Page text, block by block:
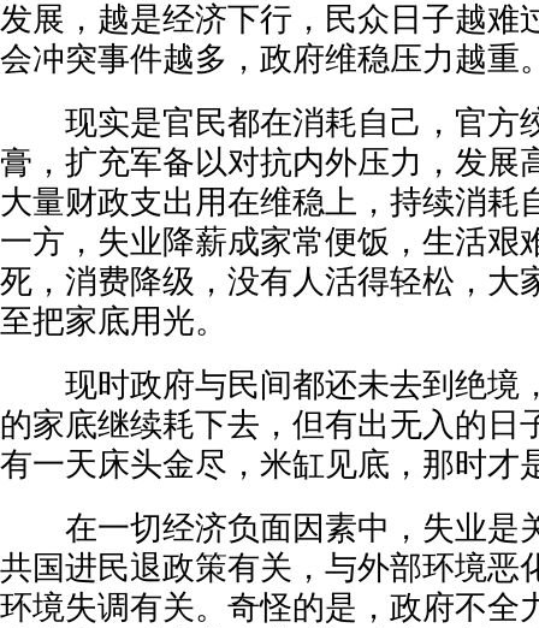
发展，越是经济下行，民众日子越难
会冲突事件越多，政府维稳压力越重
现实是官民都在消耗自己，官方
膏，扩充军备以对抗内外压力，发展
大量财政支出用在维稳上，持续消耗
一方，失业降薪成家常便饭，生活艰
死，消费降级，没有人活得轻松，大
至把家底用光。
现时政府与民间都还未去到绝境
的家底继续耗下去，但有出无入的日
有一天床头金尽，米缸见底，那时才
在一切经济负面因素中，失业是
共国进民退政策有关，与外部环境恶
环境失调有关。奇怪的是，政府不全